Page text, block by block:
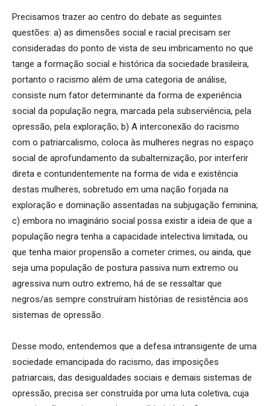
Precisamos trazer ao centro do debate as seguintes
questões: a) as dimensões social e racial precisam ser
consideradas do ponto de vista de seu imbricamento no que
tange a formação social e histórica da sociedade brasileira,
portanto o racismo além de uma categoria de análise,
consiste num fator determinante da forma de experiência
social da população negra, marcada pela subserviência, pela
opressão, pela exploração; b) A interconexão do racismo
com o patriarcalismo, coloca às mulheres negras no espaço
social de aprofundamento da subalternização, por interferir
direta e contundentemente na forma de vida e existência
destas mulheres, sobretudo em uma nação forjada na
exploração e dominação assentadas na subjugação feminina;
c) embora no imaginário social possa existir a ideia de que a
população negra tenha a capacidade intelectiva limitada, ou
que tenha maior propensão a cometer crimes, ou ainda, que
seja uma população de postura passiva num extremo ou
agressiva num outro extremo, há de se ressaltar que
negros/as sempre construíram histórias de resistência aos
sistemas de opressão.
Desse modo, entendemos que a defesa intransigente de uma
sociedade emancipada do racismo, das imposições
patriarcais, das desigualdades sociais e demais sistemas de
opressão, precisa ser construída por uma luta coletiva, cuja